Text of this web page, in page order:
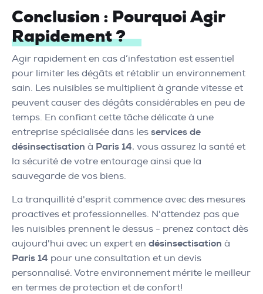
Conclusion : Pourquoi Agir
Rapidement ?
Agir rapidement en cas d’infestation est essentiel
pour limiter les dégâts et rétablir un environnement
sain. Les nuisibles se multiplient à grande vitesse et
peuvent causer des dégâts considérables en peu de
temps. En confiant cette tâche délicate à une
entreprise spécialisée dans les services de
désinsectisation à Paris 14, vous assurez la santé et
la sécurité de votre entourage ainsi que la
sauvegarde de vos biens.
La tranquillité d'esprit commence avec des mesures
proactives et professionnelles. N'attendez pas que
les nuisibles prennent le dessus - prenez contact dès
aujourd'hui avec un expert en désinsectisation à
Paris 14 pour une consultation et un devis
personnalisé. Votre environnement mérite le meilleur
en termes de protection et de confort!